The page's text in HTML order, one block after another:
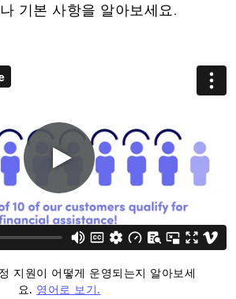
기본 사항을 알아보세요.
Play
video
지원이 어떻게 운영되는지 알아보세
요. 영어로 보기.